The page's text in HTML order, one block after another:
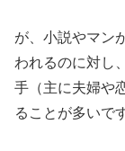
が、小説やマン
われるのに対し
手（主に夫婦や
ることが多いで